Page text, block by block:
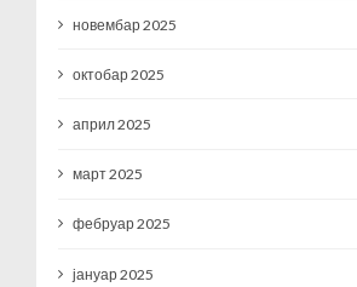
новембар 2025
октобар 2025
април 2025
март 2025
фебруар 2025
јануар 2025